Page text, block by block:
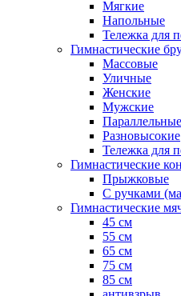
Мягкие
Напольные
Тележка для
Гимнастические
Массовые
Уличные
Женские
Мужские
Параллельные
Разновысокие
Тележка для
Гимнастические
Прыжковые
С ручками
Гимнастические
45 см
55 см
65 см
75 см
85 см